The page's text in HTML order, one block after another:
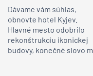
Dávame vám súhlas,
obnovte hotel Kyjev.
Hlavné mesto odobrilo
rekonštrukciu ikonickej
budovy, konečné slovo má